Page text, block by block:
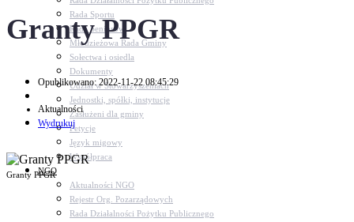
Rada Sportu
Rada Seniorów
Młodzieżowa Rada Gminy
Sołectwa i osiedla
Dokumenty
Udział w Stowarzyszeniach
Jednostki, spółki, instytucje
Zasłużeni dla gminy
Petycje
Język migowy
Współpraca
NGO
Aktualności NGO
Rejestr Org. Pozarządowych
Rada Działalności Pożytku Publicznego
Granty PPGR
Opublikowano: 2022-11-22 08:45:29
Aktualności
Wydrukuj
Granty PPGR